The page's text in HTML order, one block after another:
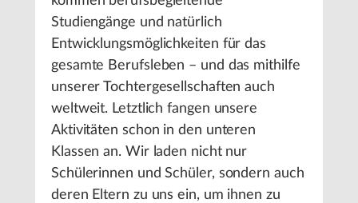
Studiengänge und natürlich
Entwicklungsmöglichkeiten für das
gesamte Berufsleben – und das mithilfe
unserer Tochtergesellschaften auch
weltweit. Letztlich fangen unsere
Aktivitäten schon in den unteren
Klassen an. Wir laden nicht nur
Schülerinnen und Schüler, sondern auch
deren Eltern zu uns ein, um ihnen zu